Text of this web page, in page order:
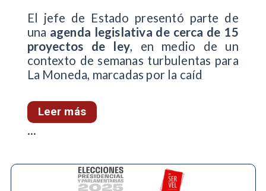
El jefe de Estado presentó parte de
una agenda legislativa de cerca de 15
proyectos de ley, en medio de un
contexto de semanas turbulentas para
La Moneda, marcadas por la caíd
Leer más
...